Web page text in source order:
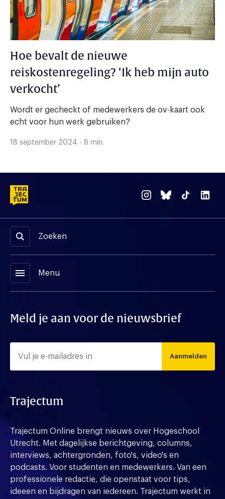
Hoe bevalt de nieuwe
reiskostenregeling? ‘Ik heb mijn auto
verkocht’
Wordt er gecheckt of medewerkers de ov-kaart ook
echt voor hun werk gebruiken?
18 september 2024 - 8 min.
Zoeken
menu Menu
Meld je aan voor de nieuwsbrief
Aanmelden
Trajectum
Trajectum Online brengt nieuws over Hogeschool
Utrecht. Met dagelijkse berichtgeving, columns,
interviews, achtergronden, foto's, video's en
podcasts. Voor studenten en medewerkers. Van een
professionele redactie, die openstaat voor tips,
ideeen en bijdragen van iedereen. Trajectum werkt in